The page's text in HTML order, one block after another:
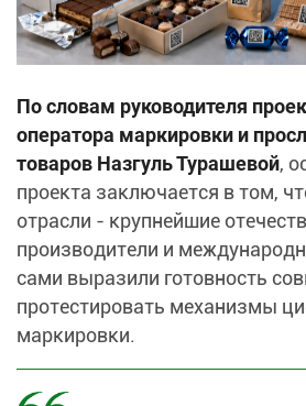
По словам руководителя
оператора маркировки и
товаров Назгуль Турашевой,
проекта заключается в том,
отрасли - крупнейшие
производители и
сами выразили готовность
протестировать механизмы
маркировки.